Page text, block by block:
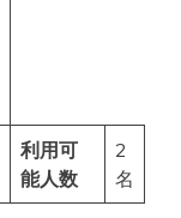
利用可
能人数
2
名